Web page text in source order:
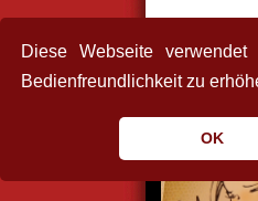
Diese Webseite
Bedienfreundlichkeit zu
OK